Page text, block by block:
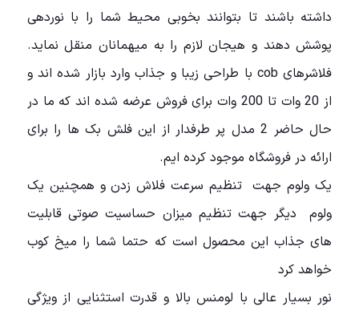
داشته باشند تا بتوانند بخوبی محیط شما را با نوردهی
پوشش دهند و هیجان لازم را به میهمانان منقل نماید.
فلاشرهای cob با طراحی زیبا و جذاب وارد بازار شده اند و
از 20 وات تا 200 وات برای فروش عرضه شده اند که ما در
حال حاضر 2 مدل پر طرفدار از این فلش بک ها را برای
ارائه در فروشگاه موجود کرده ایم.
یک ولوم جهت تنظیم سرعت فلاش زدن و همچنین یک
ولوم دیگر جهت تنظیم میزان حساسیت صوتی قابلیت
های جذاب این محصول است که حتما شما را میخ کوب
خواهد کرد
نور بسیار عالی با لومنس بالا و قدرت استثنایی از ویژگی